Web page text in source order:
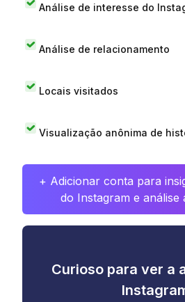
Análise de interesse do
Análise de relacionamento
Locais visitados
Visualização anônima de
+ Adicionar conta para
do Instagram e análise
Curioso para ver a